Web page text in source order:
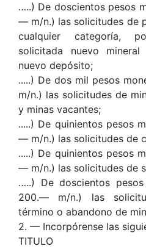
…..) De doscientos pesos
— m/n.) las solicitudes de
cualquier categoría,
solicitada nuevo
nuevo depósito;
.....) De dos mil pesos
m/n.) las solicitudes de
y minas vacantes;
.....) De quinientos pesos
— m/n.) las solicitudes de
.....) De quinientos pesos
— m/n.) las solicitudes de
…..) De doscientos
200.— m/n.) las
término o abandono de
2. — Incorpórense las
TITULO